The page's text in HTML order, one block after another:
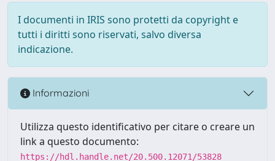
I documenti in IRIS sono protetti da copyright e
tutti i diritti sono riservati, salvo diversa
indicazione.
Informazioni
Utilizza questo identificativo per citare o creare un
link a questo documento:
https://hdl.handle.net/20.500.12071/53828